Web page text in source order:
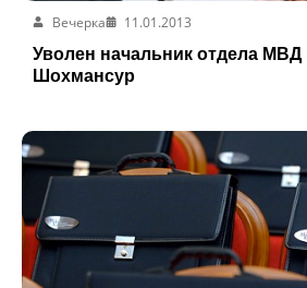
Вечерка
11.01.2013
Уволен начальник отдела МВД
Шохмансур